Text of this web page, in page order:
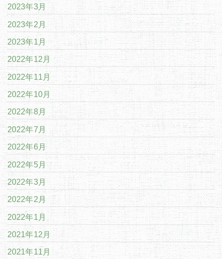
2023年3月
2023年2月
2023年1月
2022年12月
2022年11月
2022年10月
2022年8月
2022年7月
2022年6月
2022年5月
2022年3月
2022年2月
2022年1月
2021年12月
2021年11月